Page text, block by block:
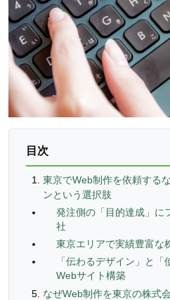
目次
東京でWeb制作を依頼する
ンという選択肢
発注側の「目的達成」に
社
東京エリアで実績豊富な
「伝わるデザイン」と
Webサイト構築
なぜWeb制作を東京の株式